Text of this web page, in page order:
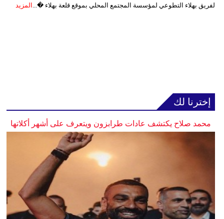
لفريق بهلاء التطوعي لمؤسسة المجتمع المحلي بموقع قلعة بهلاء �... المزيد
إخترنا لك
محمد صلاح يكتشف عادات طرابزون ويتعرف على أشهر أكلاتها